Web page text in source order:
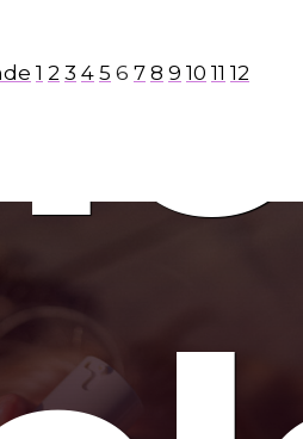
1 2 3 4 5 6 7 8 9 10 11 12